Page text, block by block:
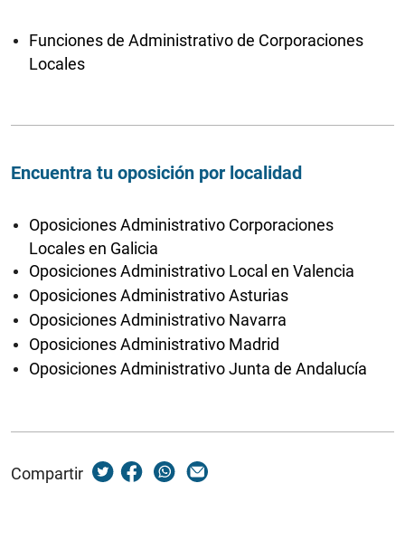
Funciones de Administrativo de Corporaciones
Locales
Encuentra tu oposición por localidad
Oposiciones Administrativo Corporaciones
Locales en Galicia
Oposiciones Administrativo Local en Valencia
Oposiciones Administrativo Asturias
Oposiciones Administrativo Navarra
Oposiciones Administrativo Madrid
Oposiciones Administrativo Junta de Andalucía
Compartir